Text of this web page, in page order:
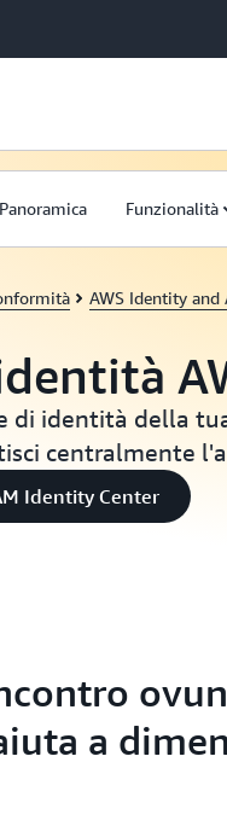
Panoramica Funzionalità
AWS Identity and
di identità della
centralmente
Identity Center
a